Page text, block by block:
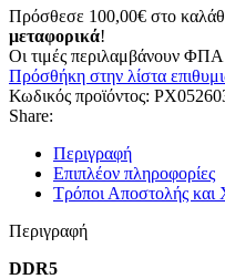
Πρόσθεσε 100,00€ στο
μεταφορικά!
Οι τιμές περιλαμβάνουν
Πρόσθήκη στην λίστα
Κωδικός προϊόντος:
Share:
Περιγραφή
Επιπλέον πληροφορίες
Τρόποι Αποστολής
Περιγραφή
DDR5